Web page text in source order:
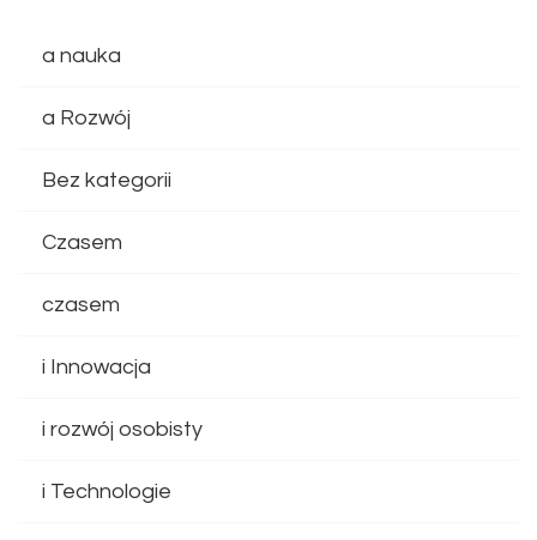
a nauka
a Rozwój
Bez kategorii
Czasem
czasem
i Innowacja
i rozwój osobisty
i Technologie